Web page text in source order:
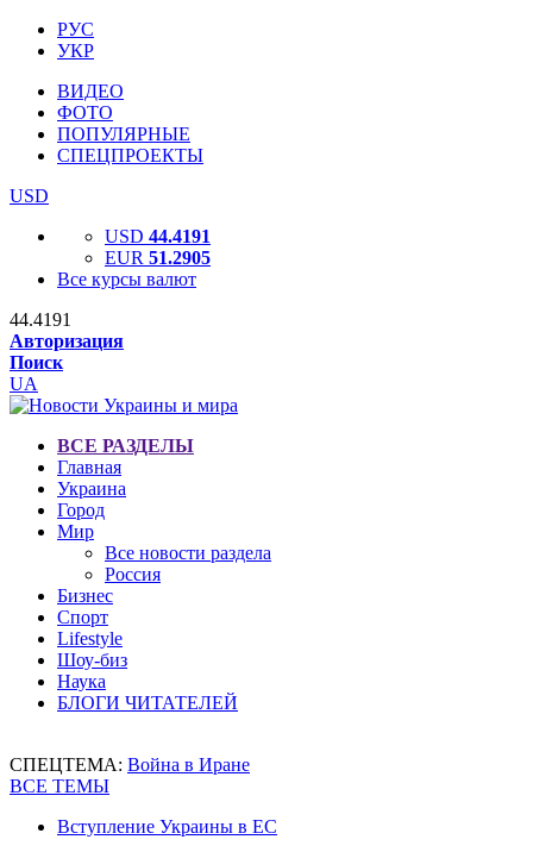
РУС
УКР
ВИДЕО
ФОТО
ПОПУЛЯРНЫЕ
СПЕЦПРОЕКТЫ
USD
USD 44.4191
EUR 51.2905
Все курсы валют
44.4191
Авторизация
Поиск
UA
ВСЕ РАЗДЕЛЫ
Главная
Украина
Город
Мир
Все новости раздела
Россия
Бизнес
Спорт
Lifestyle
Шоу-биз
Наука
БЛОГИ ЧИТАТЕЛЕЙ
СПЕЦТЕМА: Война в Иране
ВСЕ ТЕМЫ
Вступление Украины в ЕС